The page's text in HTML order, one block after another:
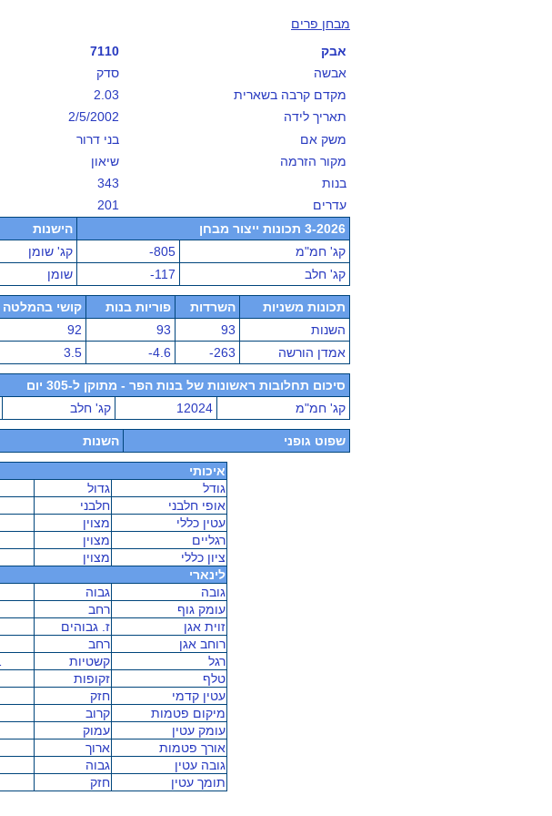
מבחן פרים
אבק
7110
אבשה
סדק
מקדם קרבה בשארית
2.03
תאריך לידה
2/5/2002
משק אם
בני דרור
מקור הזרמה
שיאון
בנות
343
עדרים
201
3-2026 תכונות ייצור מבחן
הישנות
קג' חמ"מ
-805 קג' שומן
קג' חלב
-117 שומן
תכונות משניות השרדות פוריות בנות קושי בהמלטה
השנות
93
93
92
אמדן הורשה
-263
-4.6
3.5
סיכום תחלובות ראשונות של בנות הפר - מתוקן ל-305 יום
קג' חמ"מ
12024 קג' חלב
שפוט גופני השנות
איכותי
גודל
גדול
אופי חלבני
חלבני
עטין כללי
מצוין
רגליים
מצוין
ציון כללי
מצוין
לינארי
גובה
גבוה
עומק גוף
רחב
זוית אגן
ז. גבוהים
רוחב אגן
רחב
רגל
קשטיות
טלף
זקופות
עטין קדמי
חזק
מיקום פטמות
קרוב
עומק עטין
עמוק
אורך פטמות
ארוך
גובה עטין
גבוה
תומך עטין
חזק